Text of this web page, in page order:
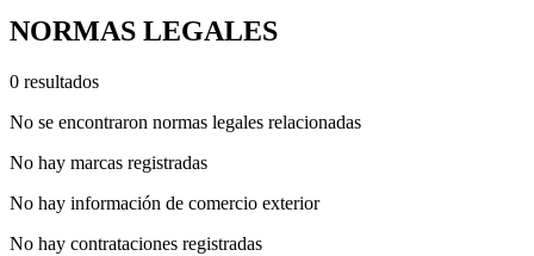
NORMAS LEGALES
0 resultados
No se encontraron normas legales relacionadas
No hay marcas registradas
No hay información de comercio exterior
No hay contrataciones registradas